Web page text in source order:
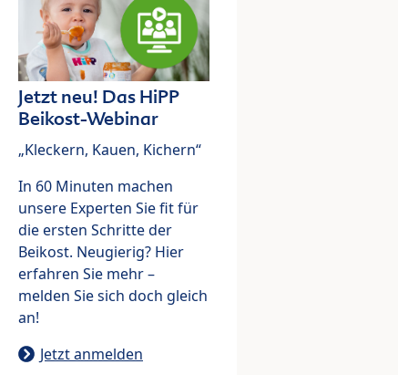
Jetzt neu! Das HiPP
Beikost-Webinar
„Kleckern, Kauen, Kichern“
In 60 Minuten machen
unsere Experten Sie fit für
die ersten Schritte der
Beikost. Neugierig? Hier
erfahren Sie mehr –
melden Sie sich doch gleich
an!
Jetzt anmelden